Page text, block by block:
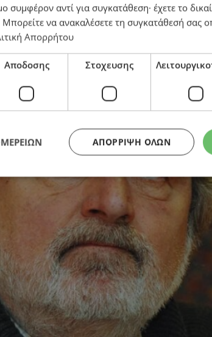
συμφέρον αντί για συγκατάθεση· έχετε το
Μπορείτε να ανακαλέσετε τη συγκατάθεσή σας
Απορρήτου
Αποδοσης Στοχευσης
ΑΠΌΡΡΙΨΗ ΌΛΩΝ